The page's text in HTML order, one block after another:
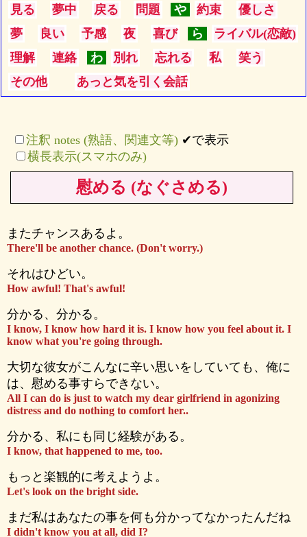
見る
夢中 戻る 問題 や 約束
優しさ
夢
良い 予感 夜 喜び ら
ライバル(恋敵)
理解
連絡 わ 別れ 忘れる 私
笑う
その他
あっと気を引く会話
注釈 notes (熟語、関連文等) ✔で表示
横長表示(スマホのみ)
慰める (なぐさめる)
またチャンスあるよ。
There'll be another chance. (Don't worry.)
それはひどい。
How awful! That's awful!
分かる、分かる。
I know, I know how hard it is. I know how you feel about it. I
know what you're going through.
大切な彼女がこんなに辛い思いをしていても、俺に
は、慰める事すらできない。
All I can do is just to watch my dear girlfriend in agonizing
distress and do nothing to comfort her..
分かる、私にも同じ経験がある。
I know, that happened to me, too.
もっと楽観的に考えようよ。
Let's look on the bright side.
まだ私はあなたの事を何も分かってなかったんだね
I didn't know you at all, did I?